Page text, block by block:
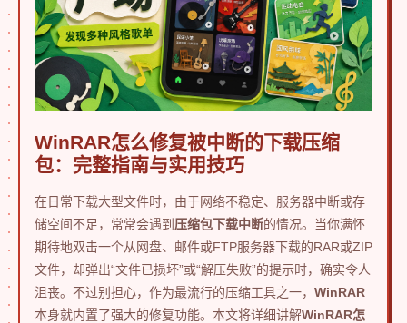
WinRAR怎么修复被中断的下载压缩
包：完整指南与实用技巧
在日常下载大型文件时，由于网络不稳定、服务器中断或存
储空间不足，常常会遇到 压缩包下载中断的情况。当你满怀
期待地双击一个从网盘、邮件或FTP服务器下载的RAR或ZIP
文件，却弹出“文件已损坏”或“解压失败”的提示时，确实令人
沮丧。不过别担心，作为最流行的压缩工具之一， WinRAR
本身就内置了强大的修复功能。本文将详细讲解WinRAR怎